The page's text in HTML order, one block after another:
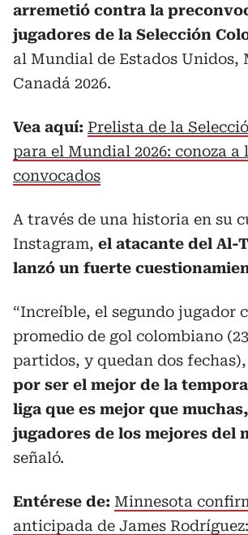
arremetió contra la
jugadores de la Selección
al Mundial de Estados Unidos,
Canadá 2026.
Vea aquí: Prelista de la
para el Mundial 2026: conoza a
convocados
A través de una historia en su
Instagram, el atacante del Al-
lanzó un fuerte
“Increíble, el segundo jugador
promedio de gol colombiano
partidos, y quedan dos fechas),
por ser el mejor de la
liga que es mejor que
jugadores de los mejores del
señaló.
Entérese de: Minnesota
anticipada de James